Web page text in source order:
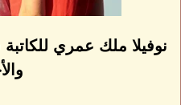
نوفيلا ملك عمري